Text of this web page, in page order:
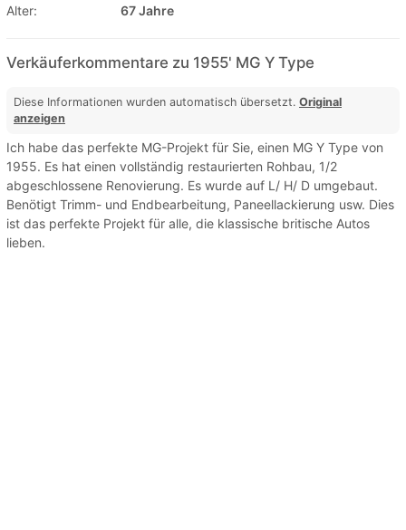
Alter: 67 Jahre
Verkäuferkommentare zu 1955' MG Y Type
Diese Informationen wurden automatisch übersetzt. Original
anzeigen
Ich habe das perfekte MG-Projekt für Sie, einen MG Y Type von
1955. Es hat einen vollständig restaurierten Rohbau, 1/2
abgeschlossene Renovierung. Es wurde auf L/ H/ D umgebaut.
Benötigt Trimm- und Endbearbeitung, Paneellackierung usw. Dies
ist das perfekte Projekt für alle, die klassische britische Autos
lieben.